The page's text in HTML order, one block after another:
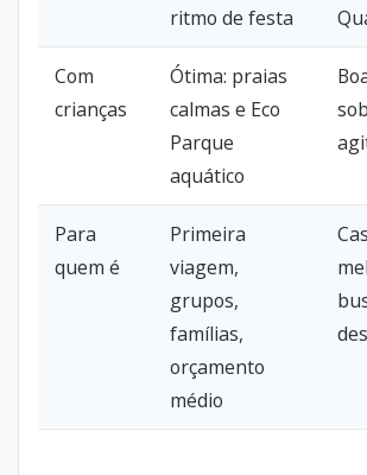
ritmo de festa
Com
crianças
Ótima: praias
calmas e Eco
Parque
aquático
Para
quem é
Primeira
viagem,
grupos,
famílias,
orçamento
médio